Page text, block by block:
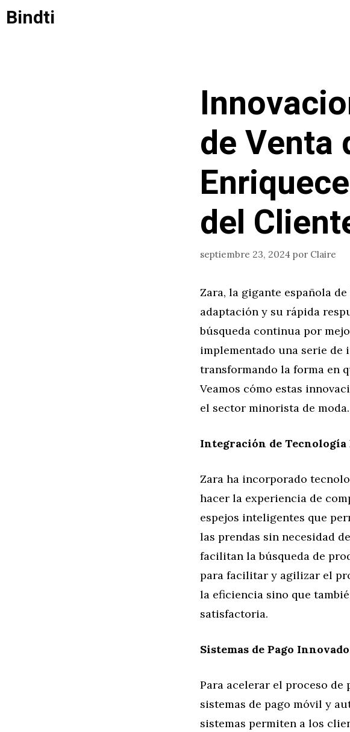
Saltar
alBindti
de Venta
del
septiembre 23, 2024 por Claire
Zara, la gigante española
adaptación y su rápida
búsqueda continua por
implementado una serie de
transformando la forma en
Veamos cómo estas
el sector minorista de moda.
Integración de
Zara ha incorporado
hacer la experiencia de
espejos inteligentes que
las prendas sin necesidad
facilitan la búsqueda de
para facilitar y agilizar el
la eficiencia sino que
satisfactoria.
Sistemas de Pago
Para acelerar el proceso de
sistemas de pago móvil y
sistemas permiten a los